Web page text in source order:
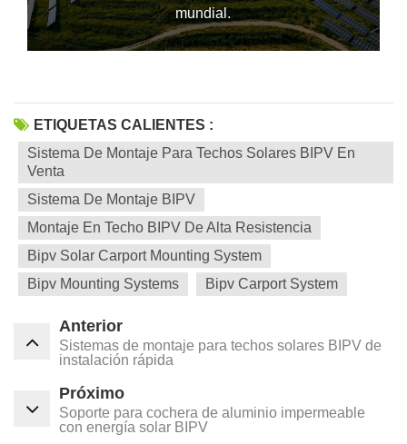
mundial.
ETIQUETAS CALIENTES :
Sistema De Montaje Para Techos Solares BIPV En
Venta
Sistema De Montaje BIPV
Montaje En Techo BIPV De Alta Resistencia
Bipv Solar Carport Mounting System
Bipv Mounting Systems
Bipv Carport System
Anterior
Sistemas de montaje para techos solares BIPV de
instalación rápida
Próximo
Soporte para cochera de aluminio impermeable
con energía solar BIPV